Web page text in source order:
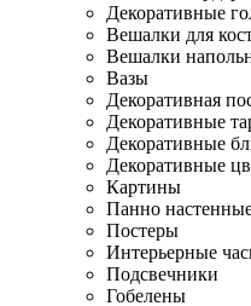
Декоративные
Вешалки для
Вешалки
Вазы
Декоративная
Декоративные
Декоративные
Декоративные
Картины
Панно
Постеры
Интерьерные
Подсвечники
Гобелены